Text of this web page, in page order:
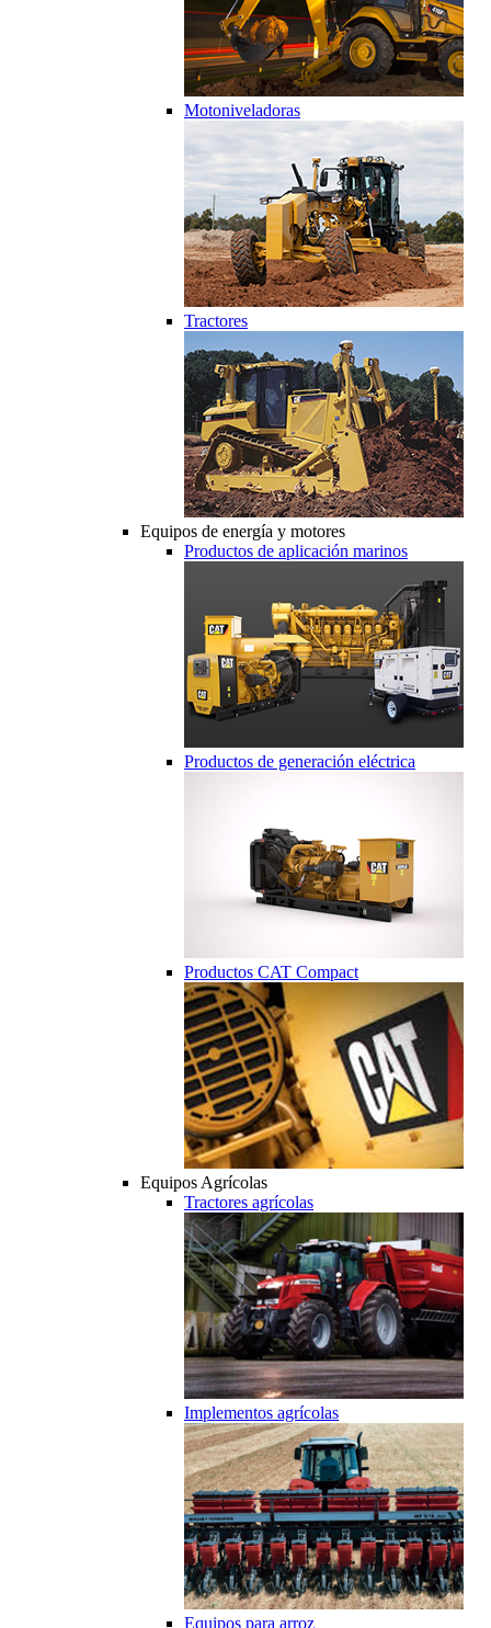
Motoniveladoras
Tractores
Equipos de energía y motores
Productos de aplicación marinos
Productos de generación eléctrica
Productos CAT Compact
Equipos Agrícolas
Tractores agrícolas
Implementos agrícolas
Equipos para arroz